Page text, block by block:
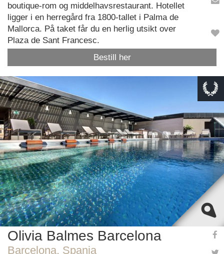
boutique-rom og middelhavsrestaurant. Hotellet
ligger i en herregård fra 1800-tallet i Palma de
Mallorca. På taket får du en herlig utsikt over
Plaza de Sant Francesc.
Bestill her
This page can't load Google Maps correctly.
Do you own this website?
OK
Olivia Balmes Barcelona
Barcelona, Spania